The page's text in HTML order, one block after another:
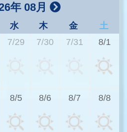
年 08月
水 木 金
土
7/29 7/30 7/31 8/1
8/5 8/6 8/7 8/8